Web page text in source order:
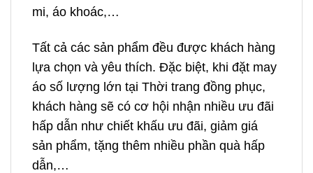
mi, áo khoác,…
Tất cả các sản phẩm đều được khách hàng
lựa chọn và yêu thích. Đặc biệt, khi đặt may
áo số lượng lớn tại Thời trang đồng phục,
khách hàng sẽ có cơ hội nhận nhiều ưu đãi
hấp dẫn như chiết khấu ưu đãi, giảm giá
sản phẩm, tặng thêm nhiều phần quà hấp
dẫn,…